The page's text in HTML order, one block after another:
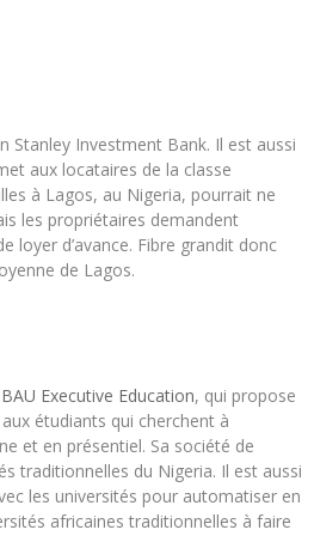
Stanley Investment Bank. Il est aussi
aux locataires de la classe
à Lagos, au Nigeria, pourrait ne
les propriétaires demandent
loyer d’avance. Fibre grandit donc
de Lagos.
BAU Executive Education, qui propose
étudiants qui cherchent à
et en présentiel. Sa société de
traditionnelles du Nigeria. Il est aussi
les universités pour automatiser en
africaines traditionnelles à faire